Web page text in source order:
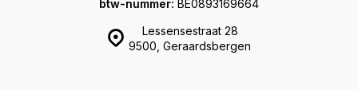
Lessensestraat 28
9500, Geraardsbergen
btw-nummer: BE0893169664